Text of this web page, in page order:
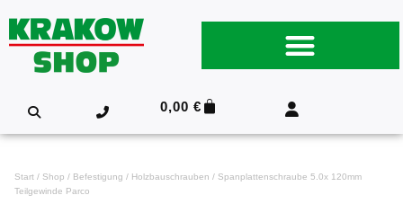
0,00€
Start / Shop / Befestigung / Holzbauschrauben / Spanplattenschraube 5.0x 120mm
Teilgewinde Parco